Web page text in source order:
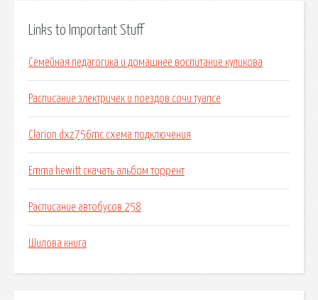
Links to Important Stuff
Семейная педагогика и домашнее воспитание куликова
Расписание электричек и поездов сочи туапсе
Clarion dxz756mc схема подключения
Emma hewitt скачать альбом торрент
Расписание автобусов 258
Шилова книга